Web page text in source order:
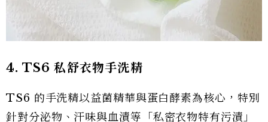
4. TS6 私舒衣物手洗精
TS6 的手洗精以益菌精華與蛋白酵素為核心，特別
針對分泌物、汗味與血漬等「私密衣物特有污漬」